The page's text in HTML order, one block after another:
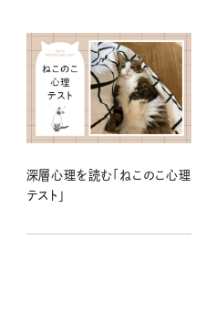
深層心理を読む「ねこのこ心理
テスト」